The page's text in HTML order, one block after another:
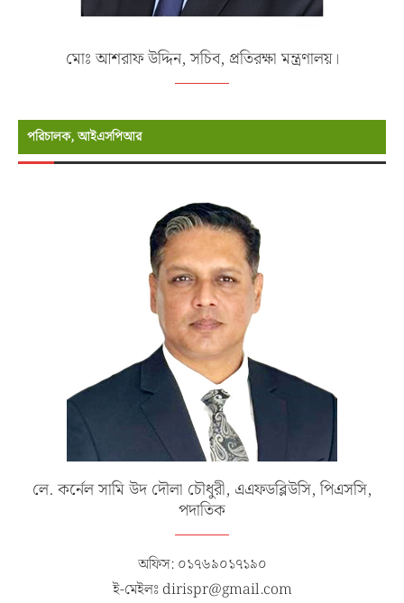
মোঃ আশরাফ উদ্দিন, সচিব, প্রতিরক্ষা মন্ত্রণালয়।
পরিচালক, আইএসপিআর
লে. কর্নেল সামি উদ দৌলা চৌধুরী, এএফডব্লিউসি, পিএসসি,
পদাতিক
অফিস: ০১৭৬৯০১৭১৯০
ই-মেইলঃ dirispr@gmail.com